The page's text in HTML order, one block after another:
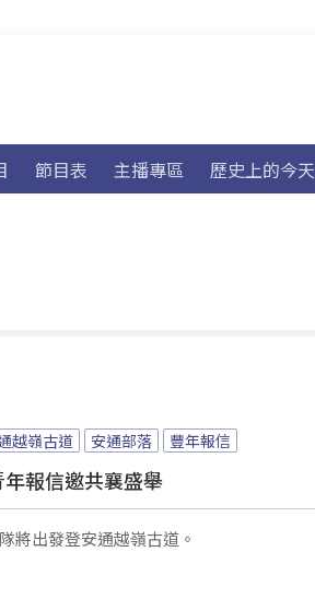
節目表 主播專區 歷史上的今天
越嶺古道 安通部落 豐年報信
報信邀共襄盛舉
將出發登安通越嶺古道。